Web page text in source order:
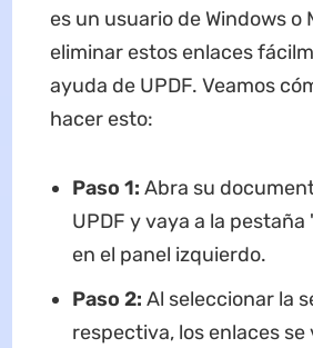
es un usuario de Windows o
eliminar estos enlaces
ayuda de UPDF. Veamos
hacer esto:
Paso 1: Abra su
UPDF y vaya a la pestaña
en el panel izquierdo.
Paso 2: Al seleccionar la
respectiva, los enlaces se